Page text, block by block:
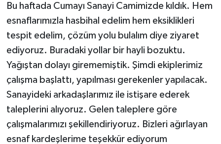
Bu haftada Cumayı Sanayi Camimizde kıldık. Hem
esnaflarımızla hasbihal edelim hem eksiklikleri
tespit edelim, çözüm yolu bulalım diye ziyaret
ediyoruz. Buradaki yollar bir hayli bozuktu.
Yağıştan dolayı girememiştik. Şimdi ekiplerimiz
çalışma başlattı, yapılması gerekenler yapılacak.
Sanayideki arkadaşlarımız ile istişare ederek
taleplerini alıyoruz. Gelen taleplere göre
çalışmalarımızı şekillendiriyoruz. Bizleri ağırlayan
esnaf kardeşlerime teşekkür ediyorum